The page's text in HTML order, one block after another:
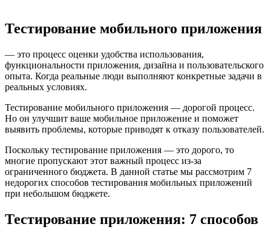
Тестирование мобильного приложения
— это процесс оценки удобства использования,
функциональности приложения, дизайна и пользовательского
опыта. Когда реальные люди выполняют конкретные задачи в
реальных условиях.
Тестирование мобильного приложения — дорогой процесс.
Но он улучшит ваше мобильное приложение и поможет
выявить проблемы, которые приводят к отказу пользователей.
Поскольку тестирование приложения — это дорого, то
многие пропускают этот важный процесс из-за
ограниченного бюджета. В данной статье мы рассмотрим 7
недорогих способов тестирования мобильных приложений
при небольшом бюджете.
Тестирование приложения: 7 способов